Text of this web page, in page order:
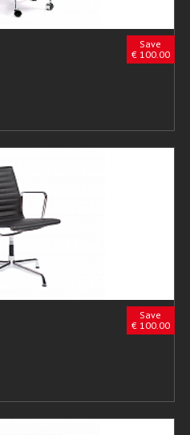
Save
€ 100.00
Save
€ 100.00